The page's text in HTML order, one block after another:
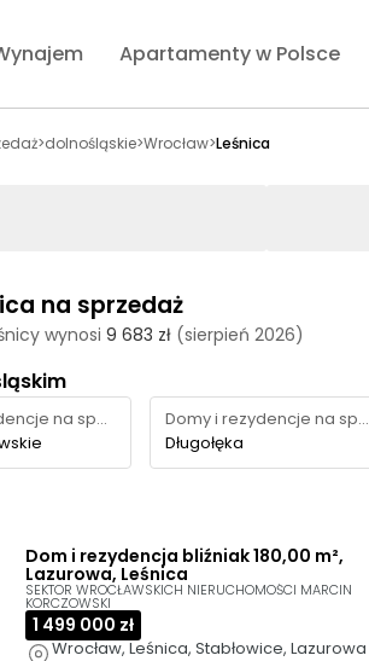
Apartamenty w Polsce
>dolnośląskie>Wrocław>Leśnica
na sprzedaż
wynosi 9 683 zł (sierpień 2026)
Domy i rezydencje na sprzedaż
Domy i rezydencje na sprzedaż
Długołęka
Dom i rezydencja bliźniak 180,00 m²,
Lazurowa, Leśnica
SEKTOR WROCŁAWSKICH NIERUCHOMOŚCI MARCIN
KORCZOWSKI
1 499 000 zł
Wrocław, Leśnica, Stabłowice, Lazurowa